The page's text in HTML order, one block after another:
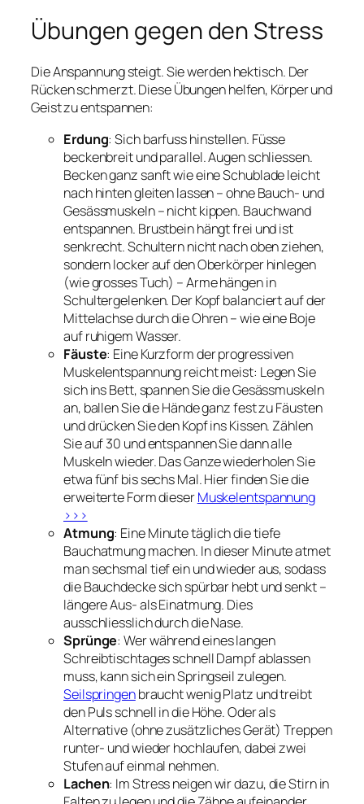
Übungen gegen den Stress
Die Anspannung steigt. Sie werden hektisch. Der
Rücken schmerzt. Diese Übungen helfen, Körper und
Geist zu entspannen:
Erdung: Sich barfuss hinstellen. Füsse
beckenbreit und parallel. Augen schliessen.
Becken ganz sanft wie eine Schublade leicht
nach hinten gleiten lassen – ohne Bauch- und
Gesässmuskeln – nicht kippen. Bauchwand
entspannen. Brustbein hängt frei und ist
senkrecht. Schultern nicht nach oben ziehen,
sondern locker auf den Oberkörper hinlegen
(wie grosses Tuch) – Arme hängen in
Schultergelenken. Der Kopf balanciert auf der
Mittelachse durch die Ohren – wie eine Boje
auf ruhigem Wasser.
Fäuste: Eine Kurzform der progressiven
Muskelentspannung reicht meist: Legen Sie
sich ins Bett, spannen Sie die Gesässmuskeln
an, ballen Sie die Hände ganz fest zu Fäusten
und drücken Sie den Kopf ins Kissen. Zählen
Sie auf 30 und entspannen Sie dann alle
Muskeln wieder. Das Ganze wiederholen Sie
etwa fünf bis sechs Mal. Hier finden Sie die
erweiterte Form dieserMuskelentspannung
>>>
Atmung: Eine Minute täglich die tiefe
Bauchatmung machen. In dieser Minute atmet
man sechsmal tief ein und wieder aus, sodass
die Bauchdecke sich spürbar hebt und senkt –
längere Aus- als Einatmung. Dies
ausschliesslich durch die Nase.
Sprünge: Wer während eines langen
Schreibtischtages schnell Dampf ablassen
muss, kann sich ein Springseil zulegen.
Seilspringenbraucht wenig Platz und treibt
den Puls schnell in die Höhe. Oder als
Alternative (ohne zusätzliches Gerät) Treppen
runter- und wieder hochlaufen, dabei zwei
Stufen auf einmal nehmen.
Lachen: Im Stress neigen wir dazu, die Stirn in